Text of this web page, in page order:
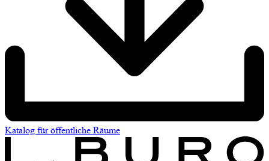
Katalog für öffentliche Räume